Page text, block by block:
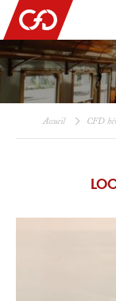
Accueil CFD